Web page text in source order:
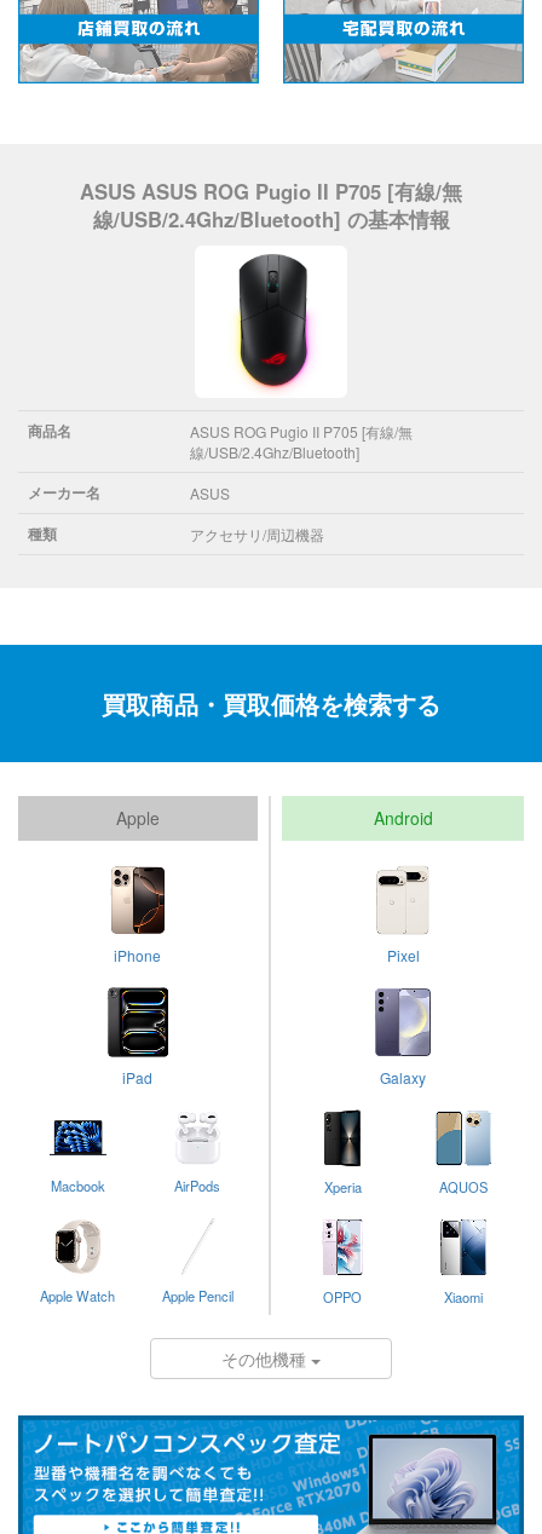
ASUS ASUS ROG Pugio II P705 [有線/無
線/USB/2.4Ghz/Bluetooth] の基本情報
商品名
ASUS ROG Pugio II P705 [有線/無
線/USB/2.4Ghz/Bluetooth]
メーカー名 ASUS
種類 アクセサリ/周辺機器
買取商品・買取価格を検索する
Apple
iPhone
iPad
Macbook AirPods
Apple Watch Apple Pencil
Android
Pixel
Galaxy
Xperia AQUOS
OPPO Xiaomi
その他機種